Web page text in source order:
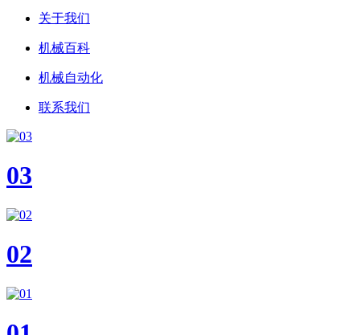
关于我们
机械百科
机械自动化
联系我们
03
02